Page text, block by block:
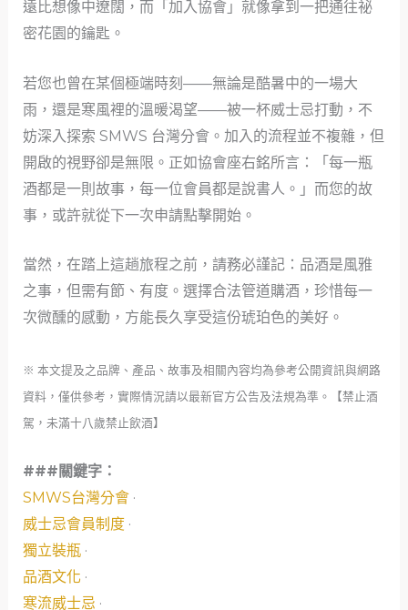
遠比想像中遼闊，而「加入協會」就像拿到一把通往祕
密花園的鑰匙。
若您也曾在某個極端時刻——無論是酷暑中的一場大
雨，還是寒風裡的溫暖渴望——被一杯威士忌打動，不
妨深入探索 SMWS 台灣分會。加入的流程並不複雜，但
開啟的視野卻是無限。正如協會座右銘所言：「每一瓶
酒都是一則故事，每一位會員都是說書人。」而您的故
事，或許就從下一次申請點擊開始。
當然，在踏上這趟旅程之前，請務必謹記：品酒是風雅
之事，但需有節、有度。選擇合法管道購酒，珍惜每一
次微醺的感動，方能長久享受這份琥珀色的美好。
※ 本文提及之品牌、產品、故事及相關內容均為參考公開資訊與網路
資料，僅供參考，實際情況請以最新官方公告及法規為準。【禁止酒
駕，未滿十八歲禁止飲酒】
###關鍵字：
SMWS台灣分會·
威士忌會員制度·
獨立裝瓶·
品酒文化·
寒流威士忌 ·